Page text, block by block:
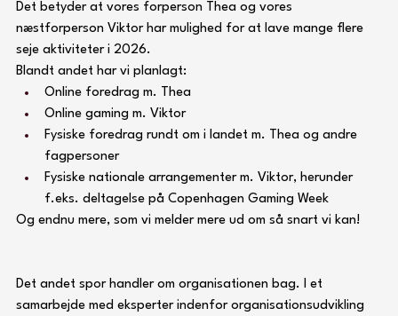
Det betyder at vores forperson Thea og vores
næstforperson Viktor har mulighed for at lave mange flere
seje aktiviteter i 2026.
Blandt andet har vi planlagt:
Online foredrag m. Thea
Online gaming m. Viktor
Fysiske foredrag rundt om i landet m. Thea og andre
fagpersoner
Fysiske nationale arrangementer m. Viktor, herunder
f.eks. deltagelse på Copenhagen Gaming Week
Og endnu mere, som vi melder mere ud om så snart vi kan!
Det andet spor handler om organisationen bag. I et
samarbejde med eksperter indenfor organisationsudvikling